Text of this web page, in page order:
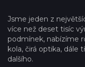
Jsme jeden z
více než deset tisíc
podmínek, nabízíme
kola, čirá optika, dále
dalšího.